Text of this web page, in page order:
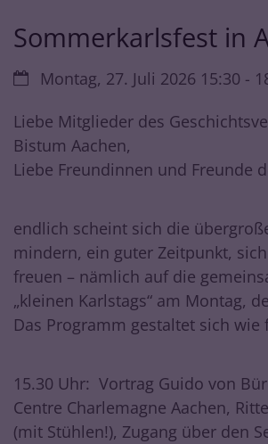
Zum Inhalt springen
Sommerkarlsfest in
Datum:Montag, 27. Juli 2026 15:30 -
Liebe Mitglieder des
Bistum Aachen,
Liebe Freundinnen und Freunde
endlich scheint sich die
mindern, ein guter Zeitpunkt,
freuen – nämlich auf die
„kleinen Karlstags“ am Montag,
Das Programm gestaltet sich wie
15.30 Uhr: Vortrag Guido von
Centre Charlemagne Aachen,
(mit Stühlen!), Zugang über den